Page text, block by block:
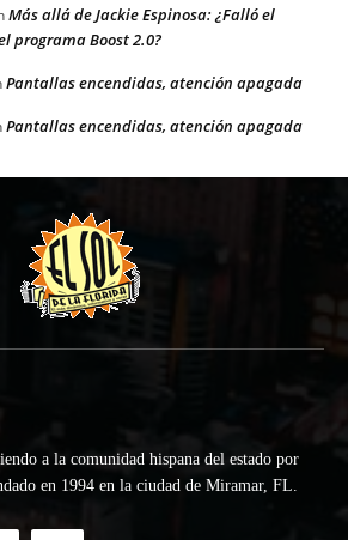
Más allá de Jackie Espinosa: ¿Falló el
programa Boost 2.0?
Pantallas encendidas, atención apagada
Pantallas encendidas, atención apagada
a la comunidad hispana del estado por
en 1994 en la ciudad de Miramar, FL.